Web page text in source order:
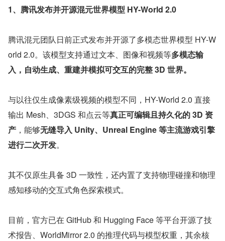
1、腾讯发布并开源混元世界模型 HY-World 2.0
腾讯混元团队日前正式发布并开源了多模态世界模型 HY-W
orld 2.0。该模型支持通过文本、图像和视频等多模态输
入，自动生成、重建并模拟可交互的完整 3D 世界。
与以往仅生成像素级视频的模型不同，HY-World 2.0 直接
输出 Mesh、3DGS 和点云等真正可编辑且持久化的 3D 资
产 ，能够无缝导入 Unity、Unreal Engine 等主流游戏引擎
进行二次开发。
其不仅原生具备 3D 一致性，还内置了支持物理碰撞和物理
感知移动的交互式角色探索模式。
目前，官方已在 GitHub 和 Hugging Face 等平台开源了技
术报告、WorldMirror 2.0 的推理代码与模型权重，其余核